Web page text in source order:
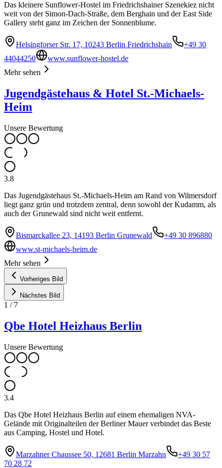
Das kleinere Sunflower-Hostel im Friedrichshainer Szenekiez nicht
weit von der Simon-Dach-Straße, dem Berghain und der East Side
Gallery steht ganz im Zeichen der Sonnenblume.
Helsingforser Str. 17, 10243 Berlin Friedrichshain
+49 30
44044250
www.sunflower-hostel.de
Mehr sehen
Jugendgästehaus & Hotel St.-Michaels-
Heim
Unsere Bewertung
3.8
Das Jugendgästehaus St.-Michaels-Heim am Rand von Wilmersdorf
liegt ganz grün und trotzdem zentral, denn sowohl der Kudamm, als
auch der Grunewald sind nicht weit entfernt.
Bismarckallee 23, 14193 Berlin Grunewald
+49 30 896880
www.st-michaels-heim.de
Mehr sehen
Vorheriges Bild
Nächstes Bild
1 / 7
Qbe Hotel Heizhaus Berlin
Unsere Bewertung
3.4
Das Qbe Hotel Heizhaus Berlin auf einem ehemaligen NVA-
Gelände mit Originalteilen der Berliner Mauer verbindet das Beste
aus Camping, Hostel und Hotel.
Marzahner Chaussee 50, 12681 Berlin Marzahn
+49 30 57
70 28 72